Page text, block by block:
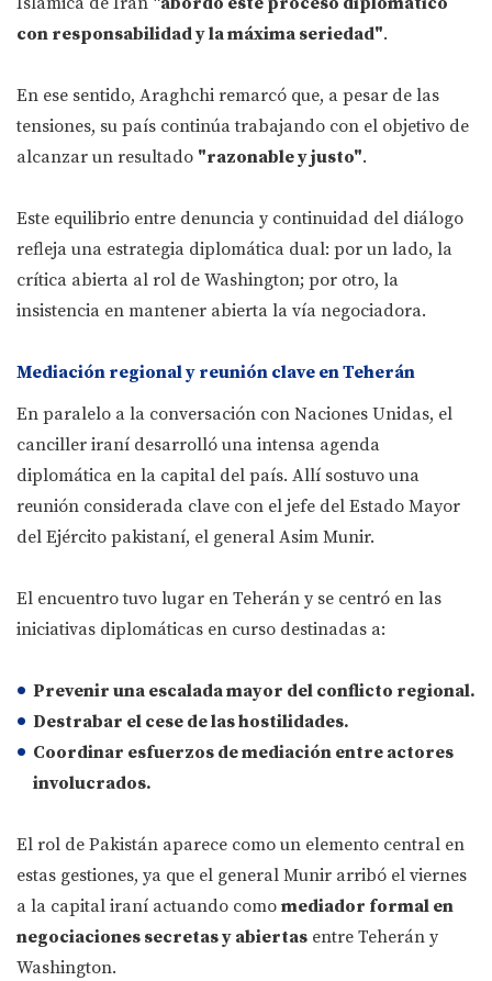
con responsabilidad y la máxima seriedad".
En ese sentido, Araghchi remarcó que, a pesar de las
tensiones, su país continúa trabajando con el objetivo de
alcanzar un resultado "razonable y justo".
Este equilibrio entre denuncia y continuidad del diálogo
refleja una estrategia diplomática dual: por un lado, la
crítica abierta al rol de Washington; por otro, la
insistencia en mantener abierta la vía negociadora.
Mediación regional y reunión clave en Teherán
En paralelo a la conversación con Naciones Unidas, el
canciller iraní desarrolló una intensa agenda
diplomática en la capital del país. Allí sostuvo una
reunión considerada clave con el jefe del Estado Mayor
del Ejército pakistaní, el general Asim Munir.
El encuentro tuvo lugar en Teherán y se centró en las
iniciativas diplomáticas en curso destinadas a:
Prevenir una escalada mayor del conflicto regional.
Destrabar el cese de las hostilidades.
Coordinar esfuerzos de mediación entre actores
involucrados.
El rol de Pakistán aparece como un elemento central en
estas gestiones, ya que el general Munir arribó el viernes
a la capital iraní actuando como mediador formal en
negociaciones secretas y abiertas entre Teherán y
Washington.